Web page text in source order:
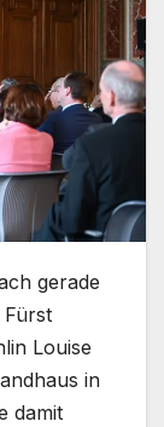
gerade
Louise
in
damit